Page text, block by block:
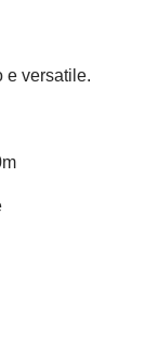
e versatile.